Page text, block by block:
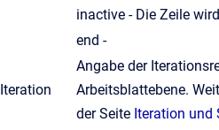
inactive - Die Zeile
end -
Iteration
Angabe der
Arbeitsblattebene.
der Seite Iteration